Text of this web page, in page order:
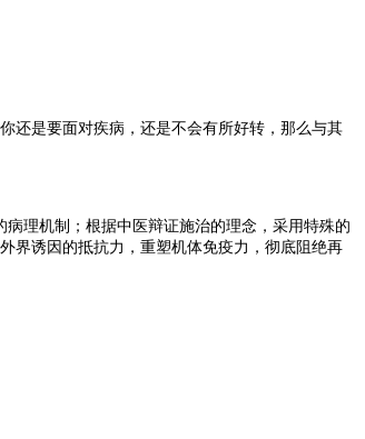
还是要面对疾病，还是不会有所好转，那么与其
理机制；根据中医辩证施治的理念，采用特殊的
界诱因的抵抗力，重塑机体免疫力，彻底阻绝再